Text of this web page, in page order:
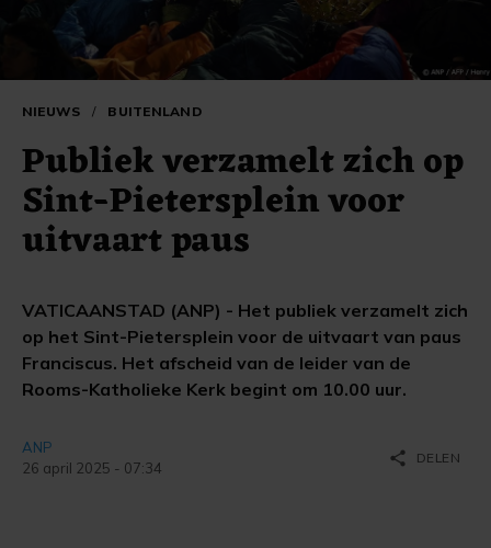
NIEUWS / BUITENLAND
Publiek verzamelt zich op
Sint-Pietersplein voor
uitvaart paus
VATICAANSTAD (ANP) - Het publiek verzamelt zich
op het Sint-Pietersplein voor de uitvaart van paus
Franciscus. Het afscheid van de leider van de
Rooms-Katholieke Kerk begint om 10.00 uur.
ANP
26 april 2025 - 07:34
share DELEN